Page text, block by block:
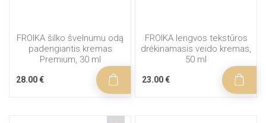
FROIKA šilko švelnumu odą
padengiantis kremas
Premium, 30 ml
28.00 €
FROIKA lengvos tekstūros
drėkinamasis veido kremas,
50 ml
23.00 €